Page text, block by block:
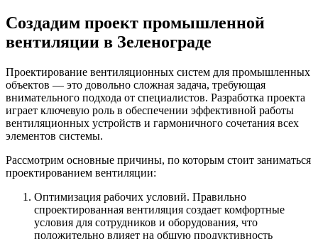
Создадим проект промышленной
вентиляции в Зеленограде
Проектирование вентиляционных систем для промышленных
объектов — это довольно сложная задача, требующая
внимательного подхода от специалистов. Разработка проекта
играет ключевую роль в обеспечении эффективной работы
вентиляционных устройств и гармоничного сочетания всех
элементов системы.
Рассмотрим основные причины, по которым стоит заниматься
проектированием вентиляции:
Оптимизация рабочих условий. Правильно
спроектированная вентиляция создает комфортные
условия для сотрудников и оборудования, что
положительно влияет на общую продуктивность